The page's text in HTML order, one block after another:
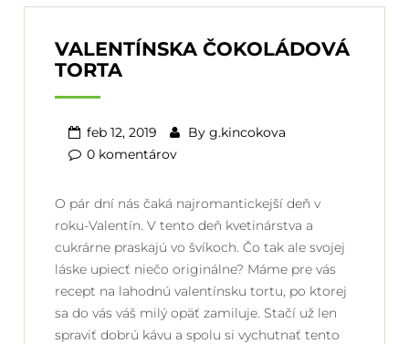
VALENTÍNSKA ČOKOLÁDOVÁ
TORTA
feb 12, 2019 By g.kincokova
0 komentárov
O pár dní nás čaká najromantickejší deň v
roku-Valentín. V tento deň kvetinárstva a
cukrárne praskajú vo švíkoch. Čo tak ale svojej
láske upiecť niečo originálne? Máme pre vás
recept na lahodnú valentínsku tortu, po ktorej
sa do vás váš milý opäť zamiluje. Stačí už len
spraviť dobrú kávu a spolu si vychutnať tento